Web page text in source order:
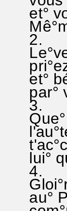
et°
2.
et°
par°
3.
Que°
lui°
4.
au°